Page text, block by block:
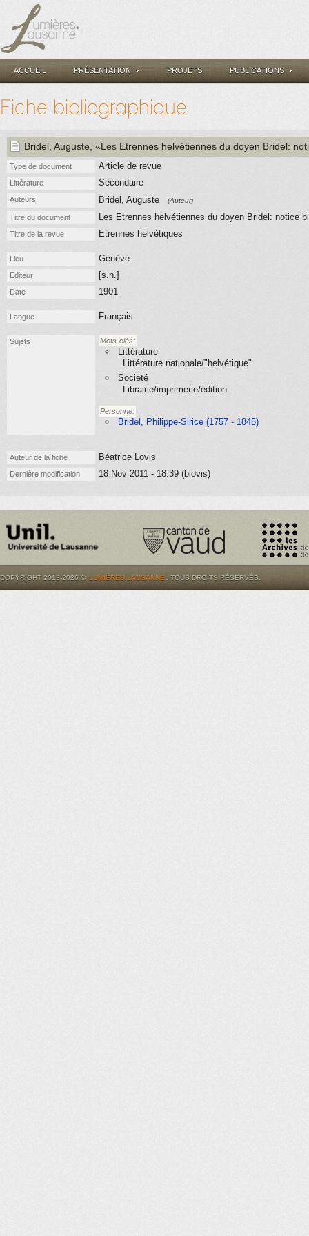
ACCUEIL PRÉSENTATION PROJETS PUBLICATIONS
Fiche bibliographique
Bridel, Auguste , «Les Etrennes helvétiennes du doyen Bridel:
Type de document Article de revue
Littérature Secondaire
Auteurs Bridel, Auguste (Auteur)
Titre du document Les Etrennes helvétiennes du doyen Bridel: notice
Titre de la revue Etrennes helvétiques
Lieu Genève
Editeur [s.n.]
Date 1901
Langue Français
Sujets Mots-clés:
Littérature
Littérature nationale/"helvétique"
Société
Librairie/imprimerie/édition
Personne:
Bridel, Philippe-Sirice (1757 - 1845)
Auteur de la fiche Béatrice Lovis
Dernière modification 18 Nov 2011 - 18:39 (blovis)
COPYRIGHT 2013-2026 © LUMIÈRES.LAUSANNE . TOUS DROITS RÉSERVÉS.